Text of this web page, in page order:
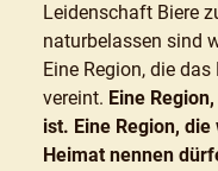
Leidenschaft Biere
naturbelassen sind
Eine Region, die
vereint. Eine
ist. Eine Region,
Heimat nennen